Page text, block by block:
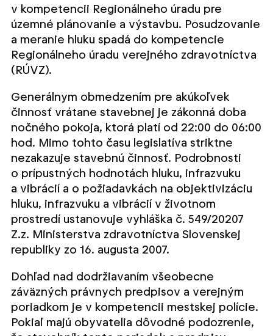
v kompetencii Regionálneho úradu pre
územné plánovanie a výstavbu. Posudzovanie
a meranie hluku spadá do kompetencie
Regionálneho úradu verejného zdravotníctva
(RÚVZ).
Generálnym obmedzením pre akúkoľvek
činnosť vrátane stavebnej je zákonná doba
nočného pokoja, ktorá platí od 22:00 do 06:00
hod. Mimo tohto času legislatíva striktne
nezakazuje stavebnú činnosť. Podrobnosti
o prípustných hodnotách hluku, infrazvuku
a vibrácií a o požiadavkách na objektivizáciu
hluku, infrazvuku a vibrácií v životnom
prostredí ustanovuje vyhláška č. 549/20207
Z.z. Ministerstva zdravotníctva Slovenskej
republiky zo 16. augusta 2007.
Dohľad nad dodržiavaním všeobecne
záväzných právnych predpisov a verejným
poriadkom je v kompetencii mestskej polície.
Pokiaľ majú obyvatelia dôvodné podozrenie,